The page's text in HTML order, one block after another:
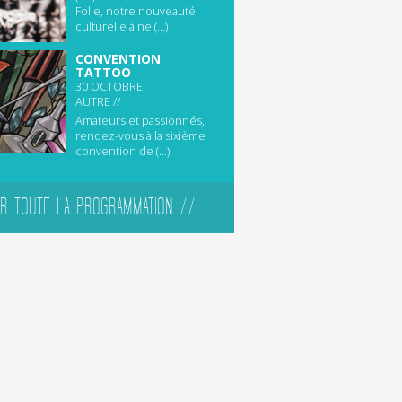
Folie, notre nouveauté
culturelle à ne (...)
CONVENTION
TATTOO
30 OCTOBRE
AUTRE //
Amateurs et passionnés,
rendez-vous à la sixième
convention de (...)
TOUTE LA PROGRAMMATION //